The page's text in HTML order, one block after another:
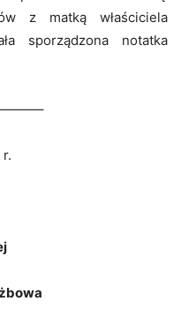
z matką właściciela
sporządzona notatka